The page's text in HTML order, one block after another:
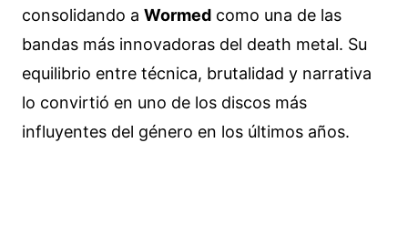
consolidando a Wormed como una de las
bandas más innovadoras del death metal. Su
equilibrio entre técnica, brutalidad y narrativa
lo convirtió en uno de los discos más
influyentes del género en los últimos años.